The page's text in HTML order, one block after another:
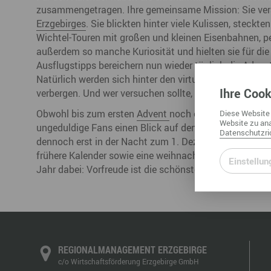
zusammengetragen. Ihre gemeinsame Mission: Sie
Erzgebirges. Sie blickten hinter viele Kulissen,
Wichtel-Touren mit großen und kleinen Eisenbahnen,
außerdem so manche Kuriosität und hielten sie für
Ausflugstipps bereichern nun wieder täglich die
Natürlich werden sich hinter den virtuellen
verbergen. Und wer versuchen sollte, ein Fenster
Obwohl bis zum ersten Advent noch ein paar Tage
ungeduldige Fans einen Blick auf den neuen WWW-
dennoch erst in der Nacht zum 1. Dezember. Bis
frühere Kalender sowie eine weihnachtliche 3D-
Jahr dabei: Vorfreude ist die schönste Freude!
REGIONALMANAGEMENT ERZGEBIRGE
c/o Wirtschaftsförderung Erzgebirge GmbH
Ihre
DieseWebsite
Websitezu